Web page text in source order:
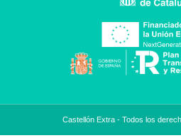
Castellón Extra - Todos los